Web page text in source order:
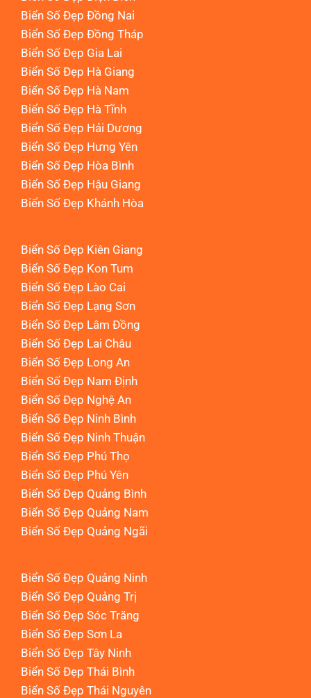
Biển Số Đẹp Đồng Nai
Biển Số Đẹp Đồng Tháp
Biển Số Đẹp Gia Lai
Biển Số Đẹp Hà Giang
Biển Số Đẹp Hà Nam
Biển Số Đẹp Hà Tĩnh
Biển Số Đẹp Hải Dương
Biển Số Đẹp Hưng Yên
Biển Số Đẹp Hòa Bình
Biển Số Đẹp Hậu Giang
Biển Số Đẹp Khánh Hòa
Biển Số Đẹp Kiên Giang
Biển Số Đẹp Kon Tum
Biển Số Đẹp Lào Cai
Biển Số Đẹp Lạng Sơn
Biển Số Đẹp Lâm Đồng
Biển Số Đẹp Lai Châu
Biển Số Đẹp Long An
Biển Số Đẹp Nam Định
Biển Số Đẹp Nghệ An
Biển Số Đẹp Ninh Bình
Biển Số Đẹp Ninh Thuận
Biển Số Đẹp Phú Thọ
Biển Số Đẹp Phú Yên
Biển Số Đẹp Quảng Bình
Biển Số Đẹp Quảng Nam
Biển Số Đẹp Quảng Ngãi
Biển Số Đẹp Quảng Ninh
Biển Số Đẹp Quảng Trị
Biển Số Đẹp Sóc Trăng
Biển Số Đẹp Sơn La
Biển Số Đẹp Tây Ninh
Biển Số Đẹp Thái Bình
Biển Số Đẹp Thái Nguyên